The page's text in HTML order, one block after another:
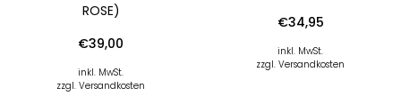
OSE)
€39,00
inkl. MwSt.
zzgl. Versandkosten
€34,95
inkl. MwSt.
zzgl. Versandkosten